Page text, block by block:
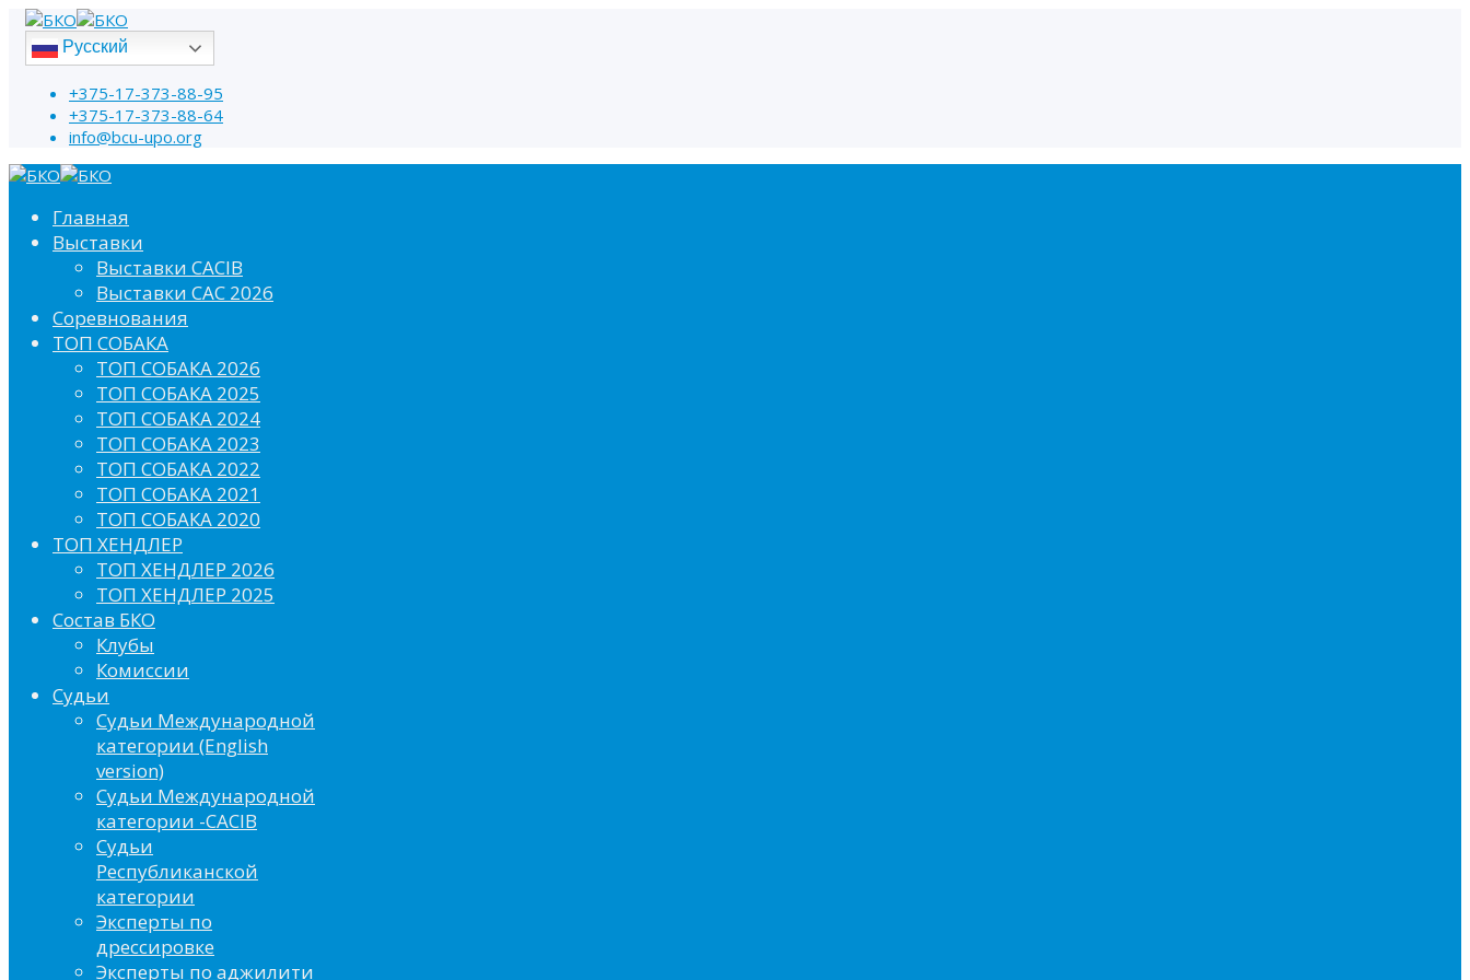
Русский
+375-17-373-88-95
+375-17-373-88-64
info@bcu-upo.org
Главная
Выставки
Выставки CACIB
Выставки САС 2026
Соревнования
ТОП СОБАКА
ТОП СОБАКА 2026
ТОП СОБАКА 2025
ТОП СОБАКА 2024
ТОП СОБАКА 2023
ТОП СОБАКА 2022
ТОП СОБАКА 2021
ТОП СОБАКА 2020
ТОП ХЕНДЛЕР
ТОП ХЕНДЛЕР 2026
ТОП ХЕНДЛЕР 2025
Состав БКО
Клубы
Комиссии
Судьи
Судьи Международной
категории (English
version)
Судьи Международной
категории -CACIB
Судьи
Республиканской
категории
Эксперты по
дрессировке
Эксперты по аджилити